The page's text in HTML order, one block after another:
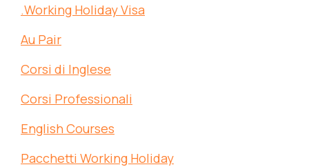
.Working Holiday Visa
Au Pair
Corsi di Inglese
Corsi Professionali
English Courses
Pacchetti Working Holiday